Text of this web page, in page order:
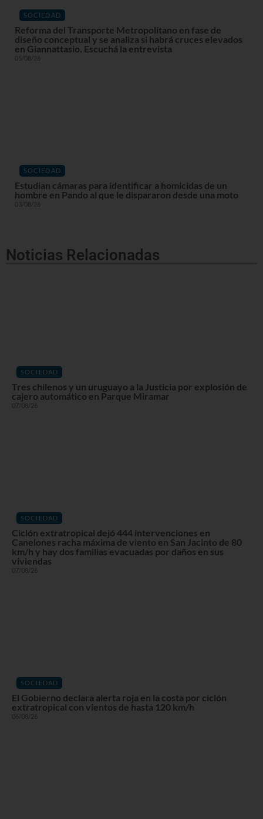
SOCIEDAD
Reforma del Transporte Metropolitano en fase de
diseño conceptual y se analiza si habrá cruces elevados
en Giannattasio. Escuchá la entrevista
05/08/26
SOCIEDAD
Estudian cámaras para identificar a homicidas de un
hombre en Pando al que le dispararon desde una moto
03/08/26
Noticias Relacionadas
SOCIEDAD
Tres chilenos y un uruguayo a la Justicia por explosión de
cajero automático en Parque Miramar
07/08/26
SOCIEDAD
Ciclón extratropical dejó 444 intervenciones en
Canelones racha máxima de viento en San Jacinto de 80
km/h y hay dos familias evacuadas por daños en sus
viviendas
07/08/26
SOCIEDAD
El Gobierno declara alerta roja en la costa por ciclón
extratropical con vientos de hasta 120 km/h
06/08/26